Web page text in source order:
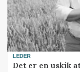
LEDER
Det er en uskik